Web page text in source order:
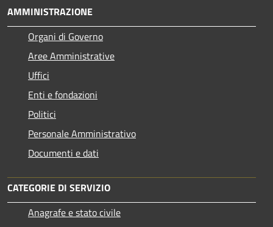
AMMINISTRAZIONE
Organi di Governo
Aree Amministrative
Uffici
Enti e fondazioni
Politici
Personale Amministrativo
Documenti e dati
CATEGORIE DI SERVIZIO
Anagrafe e stato civile